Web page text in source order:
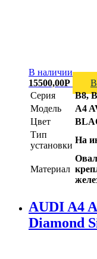
В наличии
15500,00Р
В
Серия
B8,
Модель
A4
Цвет
Тип
установки
На
Материал
AUDI A4
Diamond